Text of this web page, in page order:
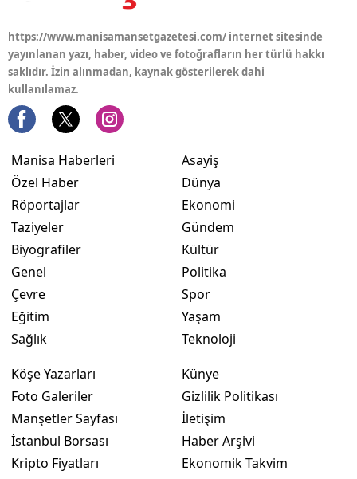
https://www.manisamansetgazetesi.com/ internet sitesinde
yayınlanan yazı, haber, video ve fotoğrafların her türlü hakkı
saklıdır. İzin alınmadan, kaynak gösterilerek dahi
kullanılamaz.
Manisa Haberleri
Özel Haber
Röportajlar
Taziyeler
Biyografiler
Genel
Çevre
Eğitim
Sağlık
Asayiş
Dünya
Ekonomi
Gündem
Kültür
Politika
Spor
Yaşam
Teknoloji
Köşe Yazarları
Foto Galeriler
Manşetler Sayfası
İstanbul Borsası
Kripto Fiyatları
Künye
Gizlilik Politikası
İletişim
Haber Arşivi
Ekonomik Takvim